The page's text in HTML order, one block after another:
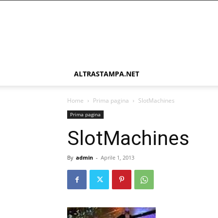
ALTRASTAMPA.NET
Home Prima pagina SlotMachines
Prima pagina
SlotMachines
By admin - Aprile 1, 2013